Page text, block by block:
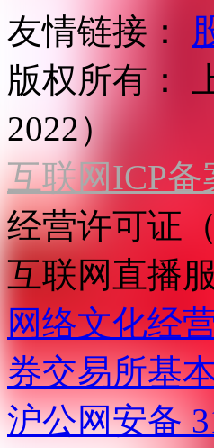
友情链接：
版权所有：
2022）
互联网ICP备
经营许可证
互联网直播
网络文化经
券交易所基
沪公网安备